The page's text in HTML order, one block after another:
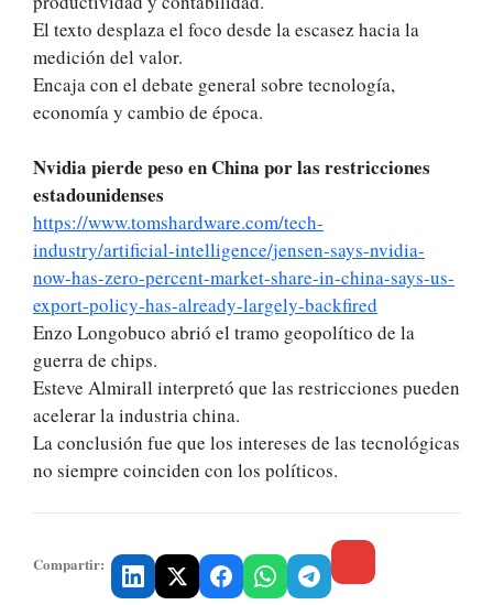
El texto desplaza el foco desde la escasez hacia la
medición del valor.
Encaja con el debate general sobre tecnología,
economía y cambio de época.
Nvidia pierde peso en China por las restricciones
estadounidenses
https://www.tomshardware.com/tech-
industry/artificial-intelligence/jensen-says-nvidia-
now-has-zero-percent-market-share-in-china-says-us-
export-policy-has-already-largely-backfired
Enzo Longobuco abrió el tramo geopolítico de la
guerra de chips.
Esteve Almirall interpretó que las restricciones pueden
acelerar la industria china.
La conclusión fue que los intereses de las tecnológicas
no siempre coinciden con los políticos.
Compartir: